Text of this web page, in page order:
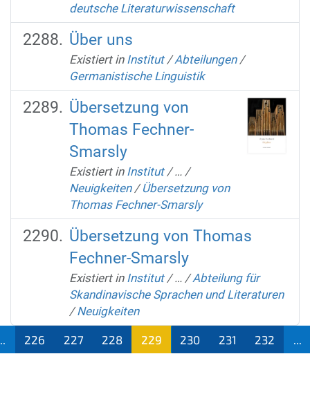
deutsche Literaturwissenschaft
Über uns
Existiert in Institut /Abteilungen /
Germanistische Linguistik
Übersetzung von
Thomas Fechner-
Smarsly
Existiert in Institut /… /
Neuigkeiten /Übersetzung von
Thomas Fechner-Smarsly
Übersetzung von Thomas
Fechner-Smarsly
Existiert in Institut /… /Abteilung für
Skandinavische Sprachen und Literaturen
/Neuigkeiten
226 227 228
229
230 231 232